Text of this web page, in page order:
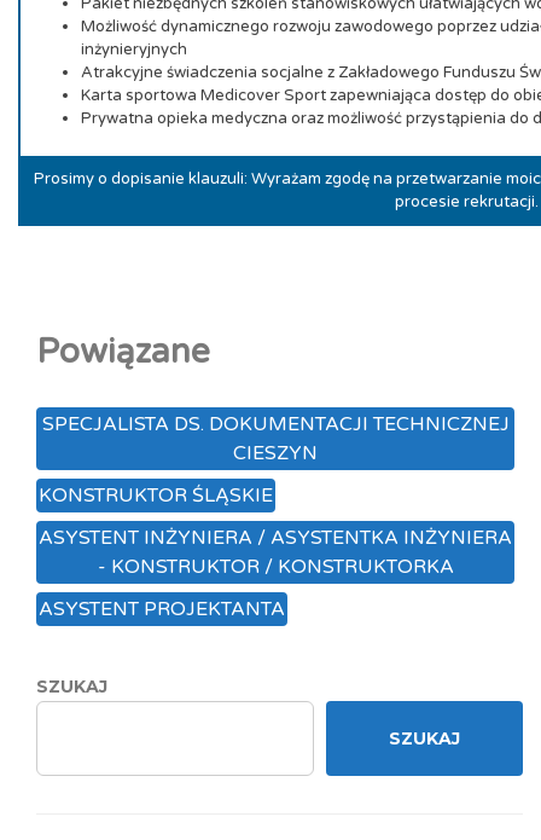
Możliwość dynamicznego rozwoju zawodowego poprzez
inżynieryjnych
Atrakcyjne świadczenia socjalne z Zakładowego Funduszu
Karta sportowa Medicover Sport zapewniająca dostęp do
Prywatna opieka medyczna oraz możliwość przystąpienia
Prosimy o dopisanie klauzuli: Wyrażam zgodę na przetwarzanie
procesie rekrutacji.
Powiązane
SPECJALISTA DS. DOKUMENTACJI TECHNICZNEJ
CIESZYN
KONSTRUKTOR ŚLĄSKIE
ASYSTENT INŻYNIERA / ASYSTENTKA INŻYNIERA
- KONSTRUKTOR / KONSTRUKTORKA
ASYSTENT PROJEKTANTA
SZUKAJ
SZUKAJ